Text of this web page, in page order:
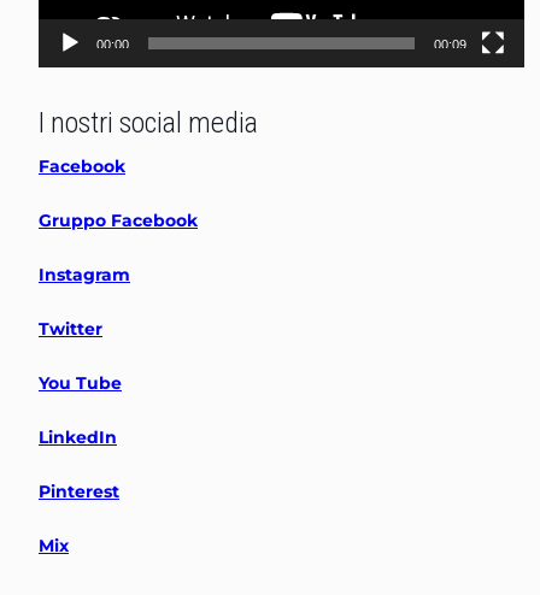
00:00 00:09
I nostri social media
Facebook
Gruppo Facebook
Instagram
Twitter
You Tube
LinkedIn
Pinterest
Mix